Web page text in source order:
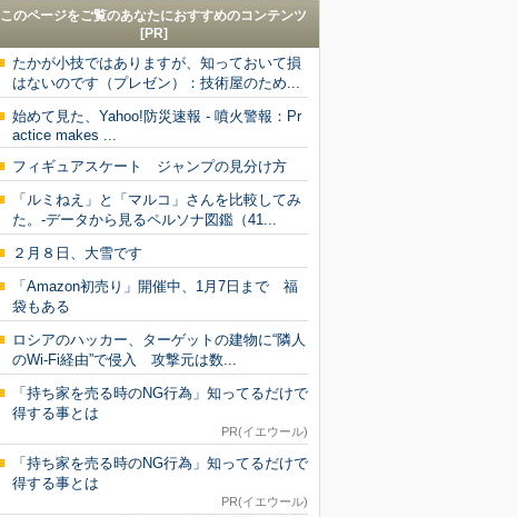
このページをご覧のあなたにおすすめのコンテンツ
[PR]
たかが小技ではありますが、知っておいて損
はないのです（プレゼン）：技術屋のため...
始めて見た、Yahoo!防災速報 - 噴火警報：Pr
actice makes ...
フィギュアスケート ジャンプの見分け方
「ルミねえ」と「マルコ」さんを比較してみ
た。-データから見るペルソナ図鑑（41...
２月８日、大雪です
「Amazon初売り」開催中、1月7日まで 福
袋もある
ロシアのハッカー、ターゲットの建物に“隣人
のWi-Fi経由”で侵入 攻撃元は数...
「持ち家を売る時のNG行為」知ってるだけで
得する事とは
PR(イエウール)
「持ち家を売る時のNG行為」知ってるだけで
得する事とは
PR(イエウール)